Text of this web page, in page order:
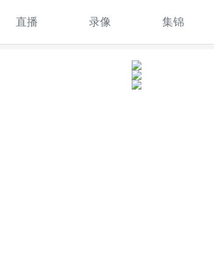
直播 录像 集锦